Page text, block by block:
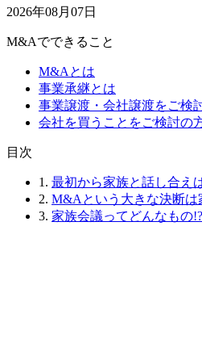
2026年08月07日
M&Aでできること
M&Aとは
事業承継とは
事業譲渡・会社譲渡をご検
会社を買うことをご検討の
⽬次
1. 最初から家族と話し合え
2. M&Aという大きな決断は
3. 家族会議ってどんなもの